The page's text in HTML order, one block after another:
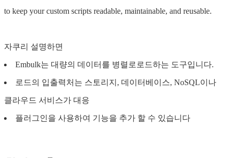
to keep your custom scripts readable, maintainable, and reusable.
자쿠리 설명하면
Embulk는 대량의 데이터를 병렬로로드하는 도구입니다.
로드의 입출력처는 스토리지, 데이터베이스, NoSQL이나
클라우드 서비스가 대응
플러그인을 사용하여 기능을 추가 할 수 있습니다